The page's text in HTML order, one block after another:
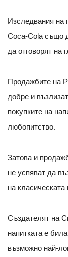
Изследвания на
Coca-Cola също
да отговорят на
Продажбите на
добре и
покупките на
любопитство.
Затова и
не успяват да
на класическата
Създателят на
напитката е
възможно най-